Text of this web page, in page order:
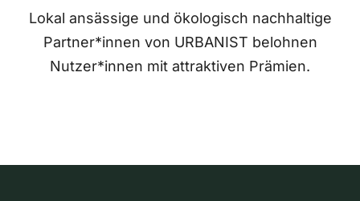
Lokal ansässige und ökologisch nachhaltige
Partner*innen von URBANIST belohnen
Nutzer*innen mit attraktiven Prämien.